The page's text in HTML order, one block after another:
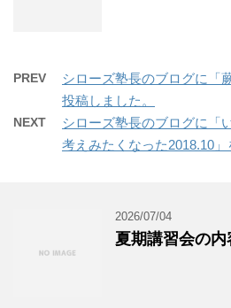
PREV
シローズ塾長のブログに「
投稿しました。
NEXT
シローズ塾長のブログに「
考えみたくなった2018.10」
2026/07/04
夏期講習会の